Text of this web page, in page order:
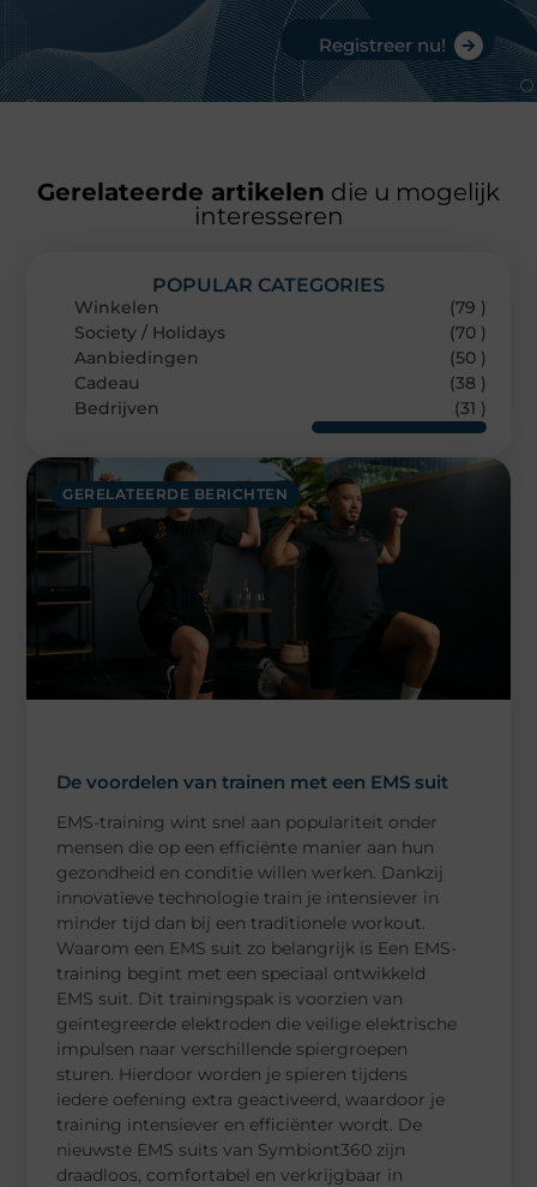
Registreer nu!
Gerelateerde artikelen die u mogelijk
interesseren
GERELATEERDE BERICHTEN
De voordelen van trainen met een EMS suit
EMS-training wint snel aan populariteit onder
mensen die op een efficiënte manier aan hun
gezondheid en conditie willen werken. Dankzij
innovatieve technologie train je intensiever in
minder tijd dan bij een traditionele workout.
Waarom een EMS suit zo belangrijk is Een EMS-
training begint met een speciaal ontwikkeld
EMS suit. Dit trainingspak is voorzien van
geïntegreerde elektroden die veilige elektrische
impulsen naar verschillende spiergroepen
sturen. Hierdoor worden je spieren tijdens
iedere oefening extra geactiveerd, waardoor je
training intensiever en efficiënter wordt. De
nieuwste EMS suits van Symbiont360 zijn
draadloos, comfortabel en verkrijgbaar in
POPULAR CATEGORIES
Winkelen
(79 )
Society / Holidays
(70 )
Aanbiedingen
(50 )
Cadeau
(38 )
Bedrijven
(31 )